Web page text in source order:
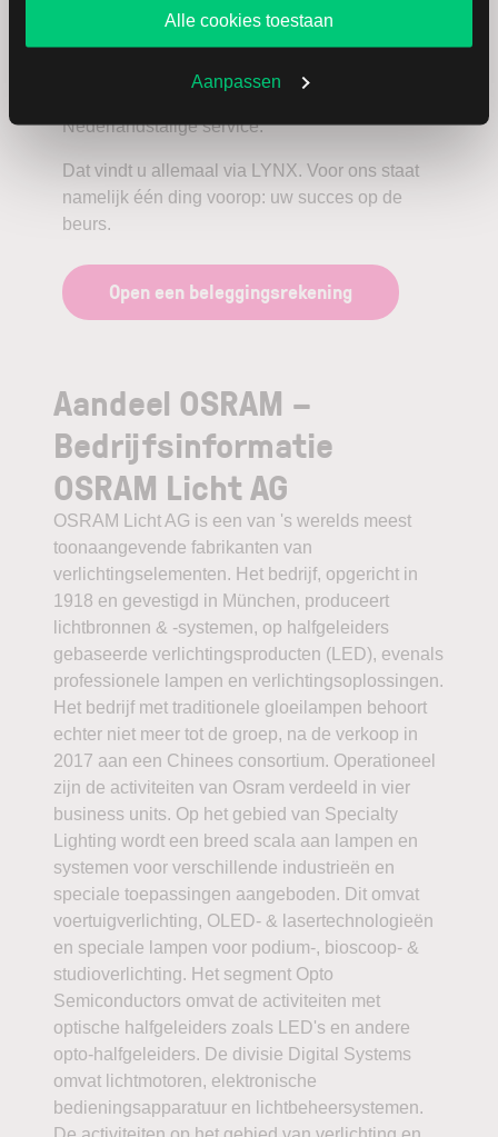
Alle cookies toestaan
Aanpassen
Wereldwijde handelsmogelijkheden,
competitieve handelstarieven, een bekroond
Nederlandstalige service.
Dat vindt u allemaal via LYNX. Voor ons staat
namelijk één ding voorop: uw succes op de
beurs.
Open een beleggingsrekening
Aandeel OSRAM –
Bedrijfsinformatie
OSRAM Licht AG
OSRAM Licht AG is een van 's werelds meest
toonaangevende fabrikanten van
verlichtingselementen. Het bedrijf, opgericht in
1918 en gevestigd in München, produceert
lichtbronnen & -systemen, op halfgeleiders
gebaseerde verlichtingsproducten (LED), evenals
professionele lampen en verlichtingsoplossingen.
Het bedrijf met traditionele gloeilampen behoort
echter niet meer tot de groep, na de verkoop in
2017 aan een Chinees consortium. Operationeel
zijn de activiteiten van Osram verdeeld in vier
business units. Op het gebied van Specialty
Lighting wordt een breed scala aan lampen en
systemen voor verschillende industrieën en
speciale toepassingen aangeboden. Dit omvat
voertuigverlichting, OLED- & lasertechnologieën
en speciale lampen voor podium-, bioscoop- &
studioverlichting. Het segment Opto
Semiconductors omvat de activiteiten met
optische halfgeleiders zoals LED's en andere
opto-halfgeleiders. De divisie Digital Systems
omvat lichtmotoren, elektronische
bedieningsapparatuur en lichtbeheersystemen.